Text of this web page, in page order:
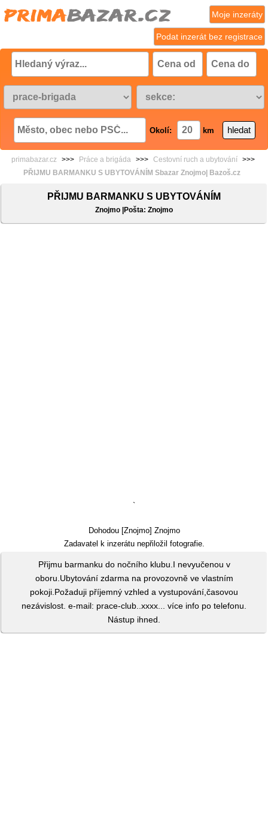
Podat inzerát bez registrace
Moje inzeráty
Okolí: km
primabazar.cz >>> Práce a brigáda >>> Cestovní ruch a ubytování
>>>
PŘIJMU BARMANKU S UBYTOVÁNÍM Sbazar Znojmo| Bazoš.cz
PŘIJMU BARMANKU S UBYTOVÁNÍM
Znojmo |Pošta: Znojmo
`
Dohodou [Znojmo] Znojmo
Zadavatel k inzerátu nepřiložil fotografie.
Přijmu barmanku do nočního klubu.I nevyučenou v
oboru.Ubytování zdarma na provozovně ve vlastním
pokoji.Požaduji příjemný vzhled a vystupování,časovou
nezávislost. e-mail: prace-club..xxxx... více info po telefonu.
Nástup ihned.